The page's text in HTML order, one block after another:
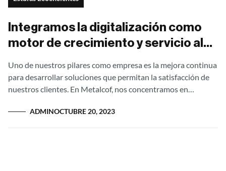
Integramos la digitalización como
motor de crecimiento y servicio al
Uno de nuestros pilares como empresa es la mejora continua
para desarrollar soluciones que permitan la satisfacción de
nuestros clientes. En Metalcof, nos concentramos en
ADMINOCTUBRE 20, 2023